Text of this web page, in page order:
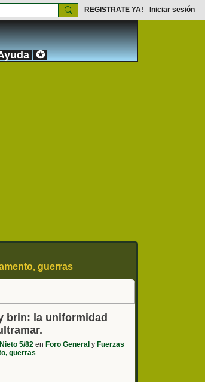
REGISTRATE YA! Iniciar sesión
✪
guerras
etc
brin: la uniformidad
5/82 en Foro General y Fuerzas
guerras